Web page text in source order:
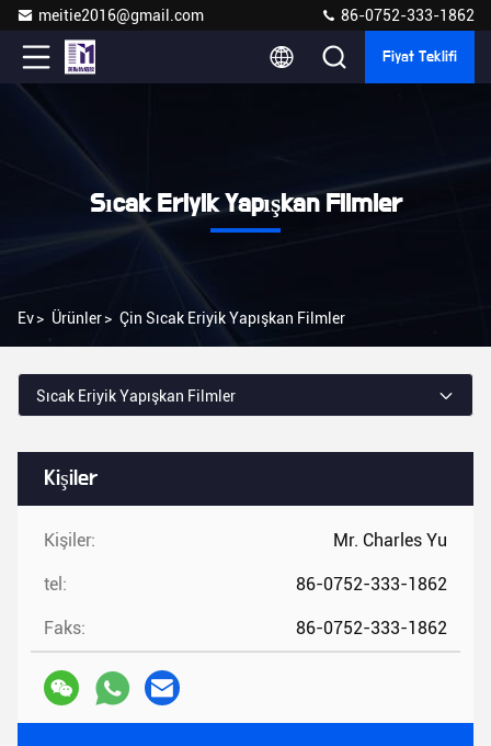
meitie2016@gmail.com 86-0752-333-1862
Fiyat Teklifi
Sıcak Eriyik Yapışkan Filmler
Ev> Ürünler> Çin Sıcak Eriyik Yapışkan Filmler
Kişiler
Kişiler: Mr. Charles Yu
tel: 86-0752-333-1862
Faks: 86-0752-333-1862
Sıcak Eriyik Yapışkan Filmler